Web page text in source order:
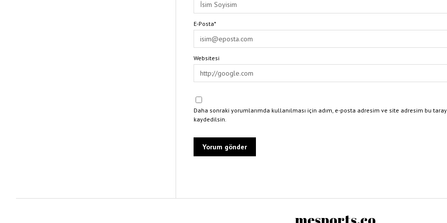
E-Posta*
Websitesi
Daha sonraki yorumlarımda kullanılması için adım, e-posta adresim ve site adresim bu
kaydedilsin.